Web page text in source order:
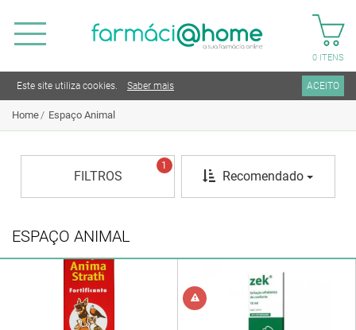
0 ITENS
Este site utiliza cookies. Saber mais ACEITO
Home Espaço Animal
1
FILTROS Recomendado
ESPAÇO ANIMAL